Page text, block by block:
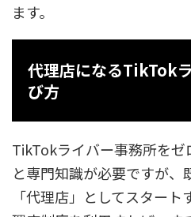
ます。
代理店になるTikTok
び方
TikTokライバー事務所を
と専門知識が必要ですが
「代理店」としてスター